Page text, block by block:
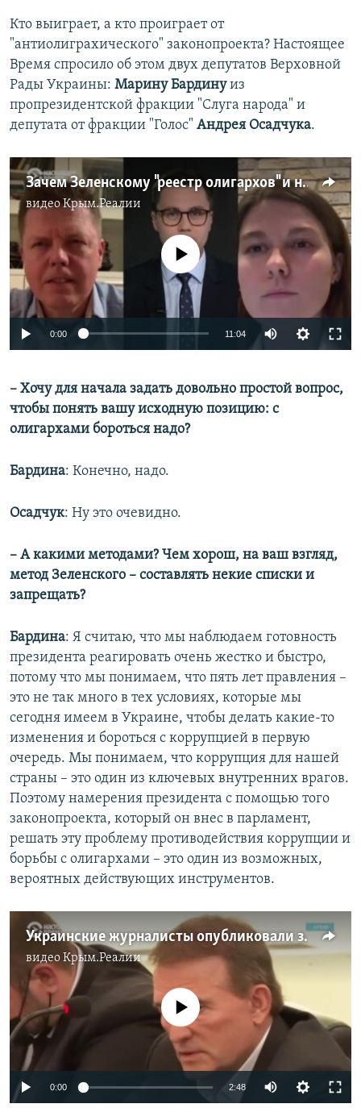
Кто выиграет, а кто проиграет от
"антиолиграхического" законопроекта? Настоящее
Время спросило об этом двух депутатов Верховной
Рады Украины: Марину Бардинуиз
пропрезидентской фракции "Слуга народа" и
депутата от фракции "Голос" Андрея Осадчука.
Зачем Зеленскому "реестр олигархов" и насколько он законен? Спорят двое депутатов Верховной Рады Украины
видеоКрым.Реалии
Auto 240p 360p 480p
No media source currently available
0:00 11:04
360p
480p
– Хочу для начала задать довольно простой вопрос,
чтобы понять вашу исходную позицию: с
олигархами бороться надо?
Бардина: Конечно, надо.
Осадчук: Ну это очевидно.
– А какими методами? Чем хорош, на ваш взгляд,
метод Зеленского – составлять некие списки и
запрещать?
Бардина: Я считаю, что мы наблюдаем готовность
президента реагировать очень жестко и быстро,
потому что мы понимаем, что пять лет правления –
это не так много в тех условиях, которые мы
сегодня имеем в Украине, чтобы делать какие-то
изменения и бороться с коррупцией в первую
очередь. Мы понимаем, что коррупция для нашей
страны – это один из ключевых внутренних врагов.
Поэтому намерения президента с помощью того
законопроекта, который он внес в парламент,
решать эту проблему противодействия коррупции и
борьбы с олигархами – это один из возможных,
вероятных действующих инструментов.
Украинские журналисты опубликовали запись разговоров "Медведчука с Козаком, Сурковым и Новаком"
видеоКрым.Реалии
No media source currently available
0:00 2:48